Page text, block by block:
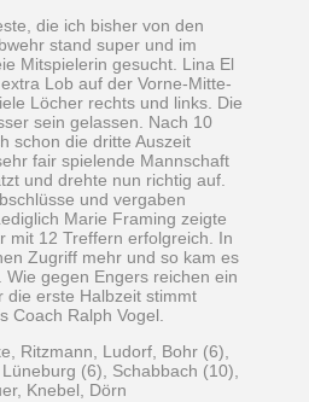
die ich bisher von den
stand super und im
Mitspielerin gesucht. Lina El
Lob auf der Vorne-Mitte-
Löcher rechts und links. Die
sein gelassen. Nach 10
schon die dritte Auszeit
fair spielende Mannschaft
und drehte nun richtig auf.
und vergaben
Marie Framing zeigte
mit 12 Treffern erfolgreich. In
Zugriff mehr und so kam es
gegen Engers reichen ein
die erste Halbzeit stimmt
Coach Ralph Vogel.
Ritzmann, Ludorf, Bohr (6),
(6), Schabbach (10),
Knebel, Dörn